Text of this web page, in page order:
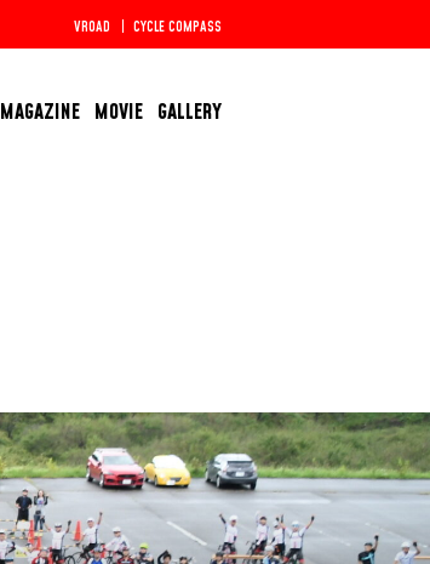
VROAD CYCLE COMPASS
MAGAZINE MOVIE GALLERY